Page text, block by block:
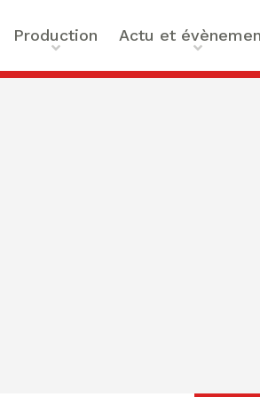
Production
contributions
Actu et
Actualités